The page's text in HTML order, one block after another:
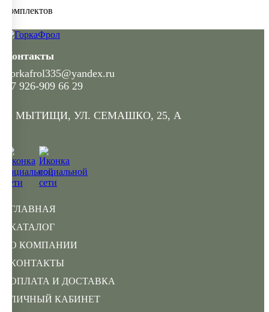
комплектов
ГЛАВНАЯ
КАТАЛОГ
О КОМПАНИИ
КОНТАКТЫ
ОПЛАТА И ДОСТАВКА
ЛИЧНЫЙ КАБИНЕТ
Контакты
gorkafrol335@yandex.ru
+7 926-909 66 29
Г. МЫТИЩИ, УЛ. СЕМАШКО, 25, А